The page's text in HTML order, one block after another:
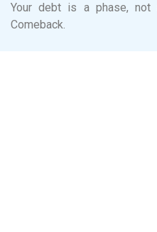
Your debt is a phase, not
Comeback.